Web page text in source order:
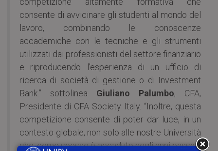
consente di avvicinare gli studenti al mondo del
lavoro, combinando le conoscenze
accademiche con le tecniche e gli strumenti
utilizzati dai professionisti del settore finanziario
e riproducendo l’esperienza di un ufficio di
ricerca di società di gestione o di Investment
Bank.” sottolinea Giuliano Palumbo, CFA,
Presidente di CFA Society Italy. “Inoltre, questa
competizione consente di poter dar luce, in un
contesto globale, non solo alle nostre Università
che, come spesso è accaduto negli anni passati,